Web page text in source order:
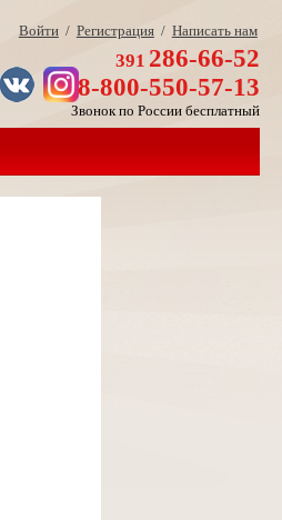
Войти/ Регистрация/ Написать нам
391 286-66-52
8-800-550-57-13
Звонок по России бесплатный